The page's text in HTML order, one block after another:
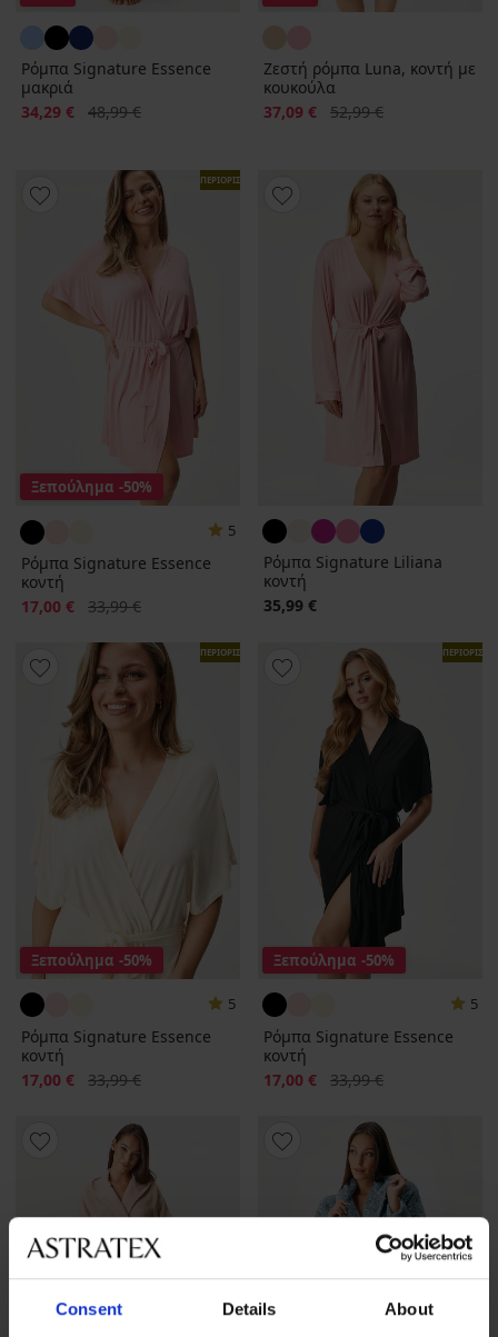
Consent Details About
Ρόμπα Signature Essence
μακριά
Έκπτωση
34,29 € Αρχική τιμή
48,99 €
Ζεστή ρόμπα Luna, κοντή με
κουκούλα
Έκπτωση
37,09 € Αρχική τιμή
52,99 €
ΠΕΡΙΟΡΙΣΜΕΝΑ
Ξεπούλημα -50%
5
Ρόμπα Signature Essence
κοντή
Έκπτωση
17,00 € Αρχική τιμή
33,99 €
Ρόμπα Signature Liliana
κοντή
35,99 €
ΠΕΡΙΟΡΙΣΜΕΝΑ
Ξεπούλημα -50%
5
Ρόμπα Signature Essence
κοντή
Έκπτωση
17,00 € Αρχική τιμή
33,99 €
Ξεπούλημα -50%
5
Ρόμπα Signature Essence
κοντή
Έκπτωση
17,00 € Αρχική τιμή
33,99 €